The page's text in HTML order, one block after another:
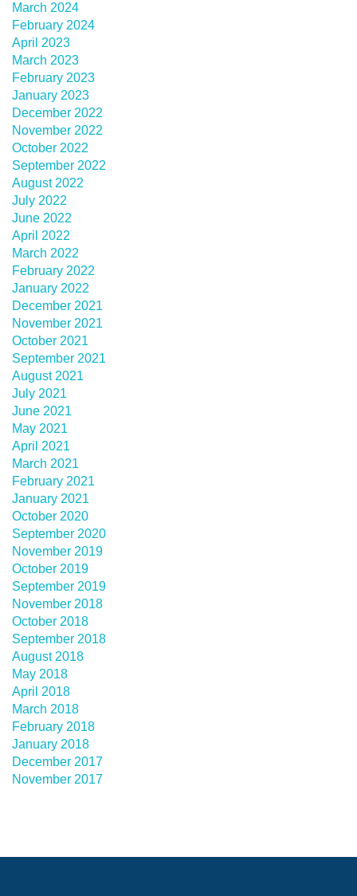
March 2024
February 2024
April 2023
March 2023
February 2023
January 2023
December 2022
November 2022
October 2022
September 2022
August 2022
July 2022
June 2022
April 2022
March 2022
February 2022
January 2022
December 2021
November 2021
October 2021
September 2021
August 2021
July 2021
June 2021
May 2021
April 2021
March 2021
February 2021
January 2021
October 2020
September 2020
November 2019
October 2019
September 2019
November 2018
October 2018
September 2018
August 2018
May 2018
April 2018
March 2018
February 2018
January 2018
December 2017
November 2017